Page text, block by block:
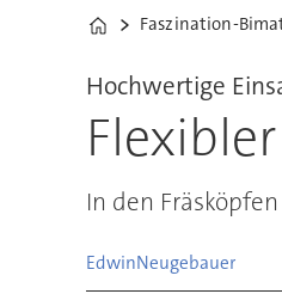
Home
Faszination-
Hochwertige
In den
EdwinNeugebauer